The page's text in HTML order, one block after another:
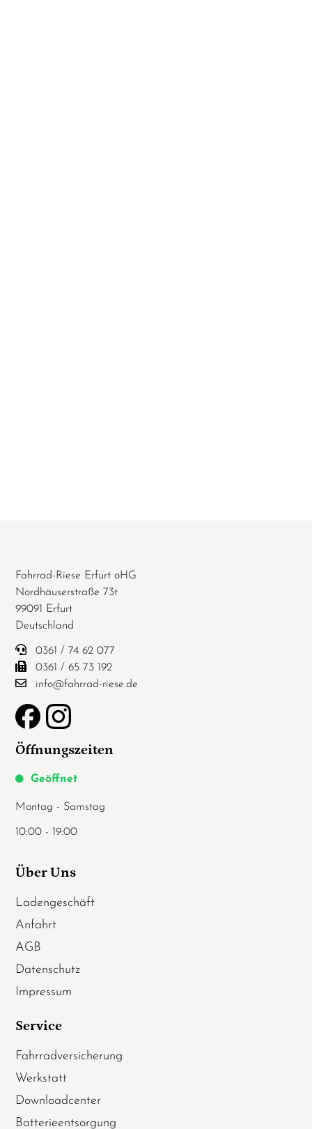
Fahrrad-Riese Erfurt oHG
Nordhäuserstraße 73t
99091 Erfurt
Deutschland
0361 / 74 62 077
0361 / 65 73 192
info@fahrrad-riese.de
Öffnungszeiten
Geöffnet
Montag - Samstag
10:00 - 19:00
Über Uns
Ladengeschäft
Anfahrt
AGB
Datenschutz
Impressum
Service
Fahrradversicherung
Werkstatt
Downloadcenter
Batterieentsorgung